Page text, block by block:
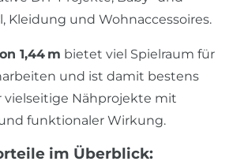
Kleidung und Wohnaccessoires.
1,44 m bietet viel Spielraum für
und ist damit bestens
vielseitige Nähprojekte mit
funktionaler Wirkung.
im Überblick: